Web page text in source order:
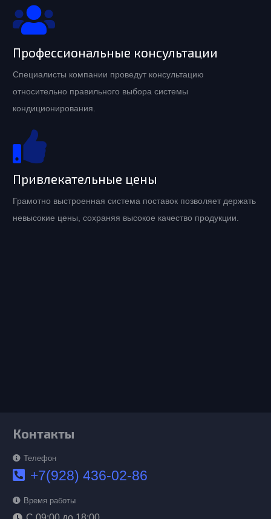
Профессиональные консультации
Специалисты компании проведут консультацию
относительно правильного выбора системы
кондиционирования.
Привлекательные цены
Грамотно выстроенная система поставок позволяет держать
невысокие цены, сохраняя высокое качество продукции.
Контакты
Телефон
+7(928) 436-02-86
Время работы